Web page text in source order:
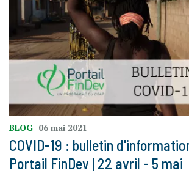
BLOG 06 mai 2021
COVID-19 : bulletin
Portail FinDev | 22 avril - 5 mai